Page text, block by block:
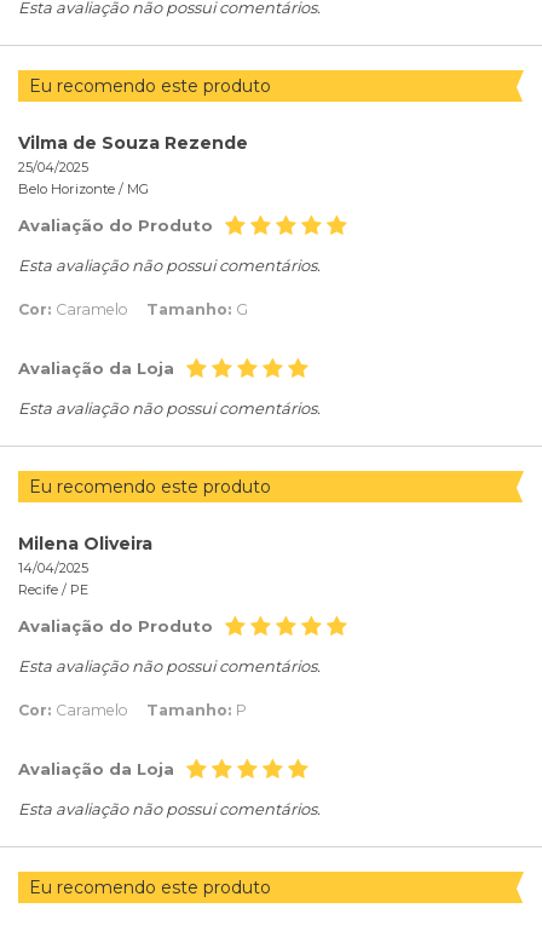
Esta avaliação não possui comentários.
Eu recomendo este produto
Vilma de Souza Rezende
25/04/2025
Belo Horizonte / MG
Avaliação do Produto
Esta avaliação não possui comentários.
Cor: Caramelo Tamanho: G
Avaliação da Loja
Esta avaliação não possui comentários.
Eu recomendo este produto
Milena Oliveira
14/04/2025
Recife / PE
Avaliação do Produto
Esta avaliação não possui comentários.
Cor: Caramelo Tamanho: P
Avaliação da Loja
Esta avaliação não possui comentários.
Eu recomendo este produto